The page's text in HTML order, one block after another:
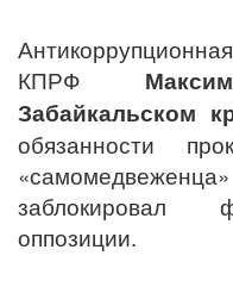
КПРФ
Забайкальском
обязанности
заблокировал
оппозиции.